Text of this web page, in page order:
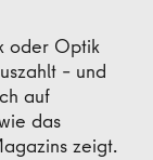
oder Optik
– und
auf
das
zeigt.